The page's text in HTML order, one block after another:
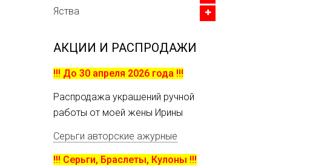
Яства
АКЦИИ И РАСПРОДАЖИ
!!! До 30 апреля 2026 года !!!
Распродажа украшений ручной
работы от моей жены Ирины
Серьги авторские ажурные
!!! Серьги, Браслеты, Кулоны !!!